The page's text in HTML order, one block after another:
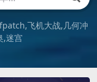
飞机大战 几何冲
迷宫